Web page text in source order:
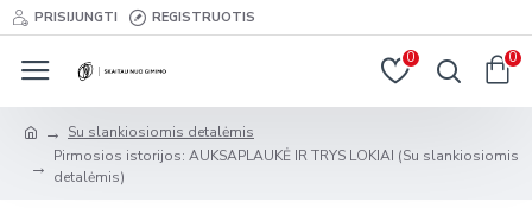
PRISIJUNGTI REGISTRUOTIS
0 0
Su slankiosiomis detalėmis
Pirmosios istorijos: AUKSAPLAUKĖ IR TRYS LOKIAI (Su slankiosiomis
detalėmis)